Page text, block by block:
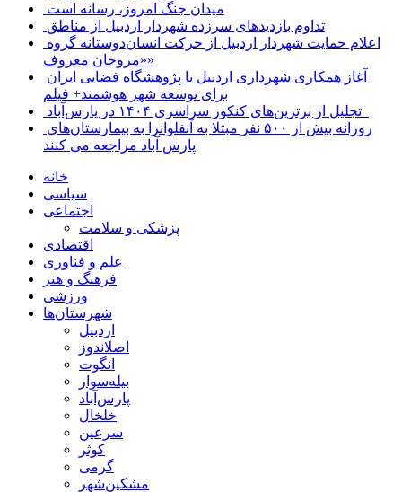
میدان جنگ امروز، رسانه است
تداوم بازدیدهای سرزده شهردار اردبیل از مناطق
«مروجان معروف»
برای توسعه شهر هوشمند+ فیلم
پارس آباد مراجعه می کنند
خانه
سیاسی
اجتماعی
پزشکی و سلامت
اقتصادی
علم و فناوری
فرهنگ و هنر
ورزشی
شهرستان‌ها
اردبیل
اصلاندوز
انگوت
بیله‌سوار
پارس‌آباد
خلخال
سرعین
کوثر
گرمی
مشکین‌شهر